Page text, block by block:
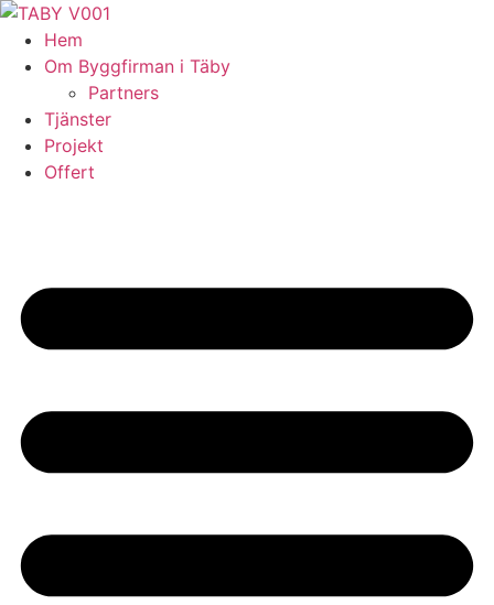
Skip
content
Hem
Om Byggfirman i Täby
Partners
Tjänster
Projekt
Offert